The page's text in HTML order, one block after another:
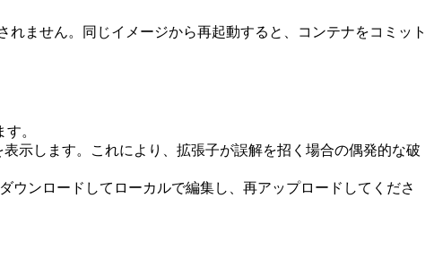
ません。同じイメージから再起動すると、コンテナをコミット
。
示します。これにより、拡張子が誤解を招く場合の偶発的な破
ンロードしてローカルで編集し、再アップロードしてくださ